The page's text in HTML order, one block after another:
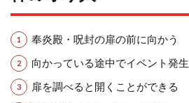
奉炎殿・呪封の扉の前に向かう
向かっている途中でイベント発生
扉を調べると開くことができる